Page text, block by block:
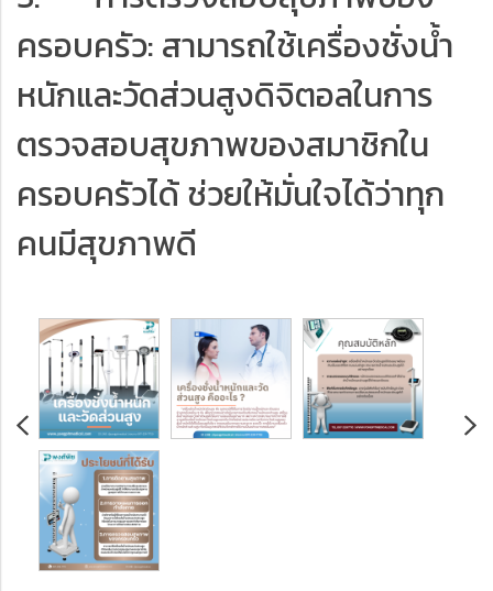
ครอบครัว: สามารถใช้เครื่องชั่งน้ำ
หนักและวัดส่วนสูงดิจิตอลในการ
ตรวจสอบสุขภาพของสมาชิกใน
ครอบครัวได้ ช่วยให้มั่นใจได้ว่าทุก
คนมีสุขภาพดี